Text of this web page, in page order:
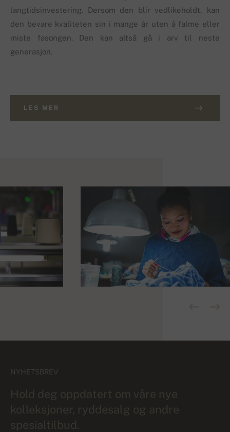
langtidsinvestering. Dersom den blir vedlikeholdt, kan
den bevare kvaliteten sin i mange år uten å falme eller
miste fasongen. Den kan altså gå i arv til neste
generasjon.
LES MER
NYHETSBREV
Hold deg oppdatert om våre nye
kolleksjoner, ryddesalg og andre
spesialtilbud.